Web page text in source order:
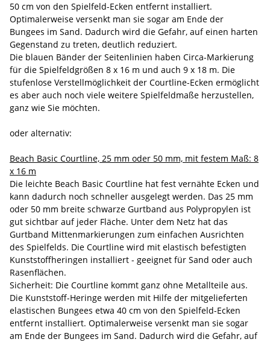
50 cm von den Spielfeld-Ecken entfernt installiert.
Optimalerweise versenkt man sie sogar am Ende der
Bungees im Sand. Dadurch wird die Gefahr, auf einen harten
Gegenstand zu treten, deutlich reduziert.
Die blauen Bänder der Seitenlinien haben Circa-Markierung
für die Spielfeldgrößen 8 x 16 m und auch 9 x 18 m. Die
stufenlose Verstellmöglichkeit der Courtline-Ecken ermöglicht
es aber auch noch viele weitere Spielfeldmaße herzustellen,
ganz wie Sie möchten.
oder alternativ:
Beach Basic Courtline, 25 mm oder 50 mm, mit festem Maß: 8
x 16 m
Die leichte Beach Basic Courtline hat fest vernähte Ecken und
kann dadurch noch schneller ausgelegt werden. Das 25 mm
oder 50 mm breite schwarze Gurtband aus Polypropylen ist
gut sichtbar auf jeder Fläche. Unter dem Netz hat das
Gurtband Mittenmarkierungen zum einfachen Ausrichten
des Spielfelds. Die Courtline wird mit elastisch befestigten
Kunststoffheringen installiert - geeignet für Sand oder auch
Rasenflächen.
Sicherheit: Die Courtline kommt ganz ohne Metallteile aus.
Die Kunststoff-Heringe werden mit Hilfe der mitgelieferten
elastischen Bungees etwa 40 cm von den Spielfeld-Ecken
entfernt installiert. Optimalerweise versenkt man sie sogar
am Ende der Bungees im Sand. Dadurch wird die Gefahr, auf